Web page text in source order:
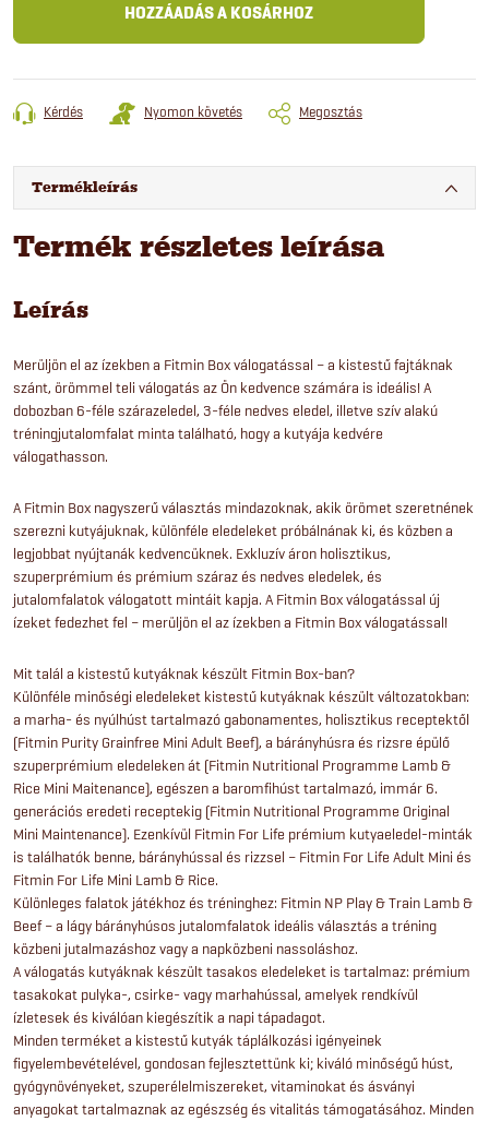
HOZZÁADÁS A KOSÁRHOZ
Kérdés Nyomon követés Megosztás
Termékleírás
Termék részletes leírása
Leírás
Merüljön el az ízekben a Fitmin Box válogatással – a kistestű fajtáknak
szánt, örömmel teli válogatás az Ön kedvence számára is ideális! A
dobozban 6-féle szárazeledel, 3-féle nedves eledel, illetve szív alakú
tréningjutalomfalat minta található, hogy a kutyája kedvére
válogathasson.
A Fitmin Box nagyszerű választás mindazoknak, akik örömet szeretnének
szerezni kutyájuknak, különféle eledeleket próbálnának ki, és közben a
legjobbat nyújtanák kedvencüknek. Exkluzív áron holisztikus,
szuperprémium és prémium száraz és nedves eledelek, és
jutalomfalatok válogatott mintáit kapja. A Fitmin Box válogatással új
ízeket fedezhet fel – merüljön el az ízekben a Fitmin Box válogatással!
Mit talál a kistestű kutyáknak készült Fitmin Box-ban?
Különféle minőségi eledeleket kistestű kutyáknak készült változatokban:
a marha- és nyúlhúst tartalmazó gabonamentes, holisztikus receptektől
(Fitmin Purity Grainfree Mini Adult Beef), a bárányhúsra és rizsre épülő
szuperprémium eledeleken át (Fitmin Nutritional Programme Lamb &
Rice Mini Maitenance), egészen a baromfihúst tartalmazó, immár 6.
generációs eredeti receptekig (Fitmin Nutritional Programme Original
Mini Maintenance). Ezenkívül Fitmin For Life prémium kutyaeledel-minták
is találhatók benne, bárányhússal és rizzsel – Fitmin For Life Adult Mini és
Fitmin For Life Mini Lamb & Rice.
Különleges falatok játékhoz és tréninghez: Fitmin NP Play & Train Lamb &
Beef – a lágy bárányhúsos jutalomfalatok ideális választás a tréning
közbeni jutalmazáshoz vagy a napközbeni nassoláshoz.
A válogatás kutyáknak készült tasakos eledeleket is tartalmaz: prémium
tasakokat pulyka-, csirke- vagy marhahússal, amelyek rendkívül
ízletesek és kiválóan kiegészítik a napi tápadagot.
Minden terméket a kistestű kutyák táplálkozási igényeinek
figyelembevételével, gondosan fejlesztettünk ki; kiváló minőségű húst,
gyógynövényeket, szuperélelmiszereket, vitaminokat és ásványi
anyagokat tartalmaznak az egészség és vitalitás támogatásához. Minden